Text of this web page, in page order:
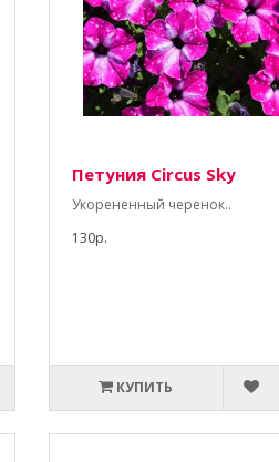
Петуния Circus Sky
Укорененный черенок..
130р.
КУПИТЬ